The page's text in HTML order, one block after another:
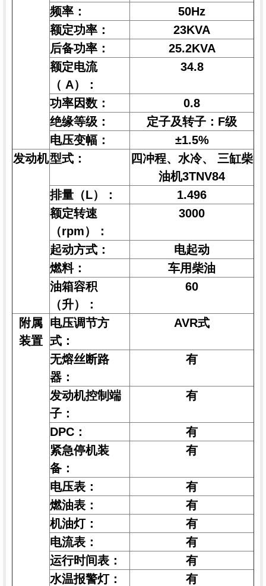
频率：
50Hz
额定功率：
23KVA
后备功率：
25.2KVA
额定电流
（ A）：
34.8
功率因数：
0.8
绝缘等级：
定子及转子：F级
电压变幅：
±1.5%
发动机型式：
四冲程、水冷、 三缸柴
油机3TNV84
排量（L）：
1.496
额定转速
（rpm）：
3000
起动方式：
电起动
燃料：
车用柴油
油箱容积
（升）：
60
附属
装置
电压调节方
式：
AVR式
无熔丝断路
器：
有
发动机控制端
子：
有
DPC：
有
紧急停机装
备：
有
电压表：
有
燃油表：
有
机油灯：
有
电流表：
有
运行时间表：
有
水温报警灯：
有